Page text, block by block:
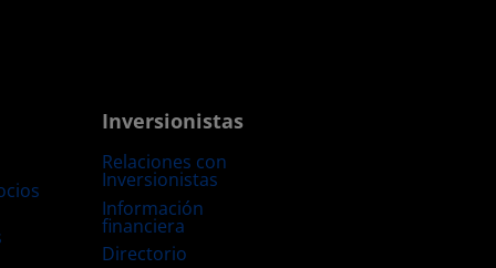
Inversionistas
Relaciones con
Inversionistas
Información
financiera
Directorio